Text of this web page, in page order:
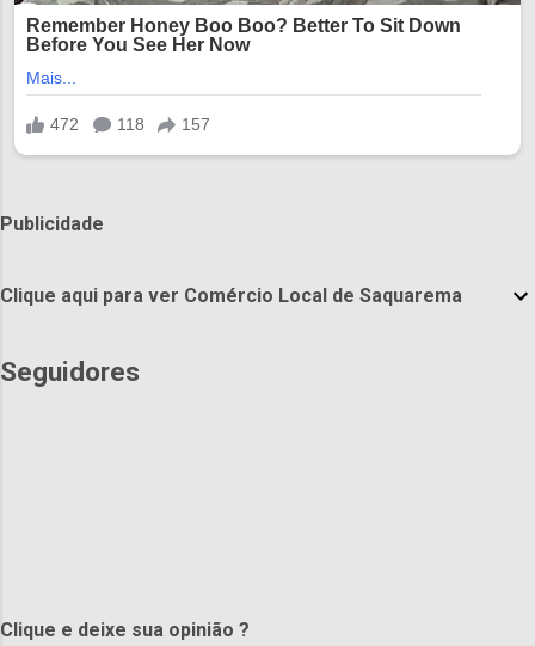
Publicidade
Clique aqui para ver Comércio Local de Saquarema
Seguidores
Clique e deixe sua opinião ?